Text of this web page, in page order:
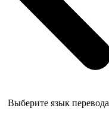
Выберите язык перевода